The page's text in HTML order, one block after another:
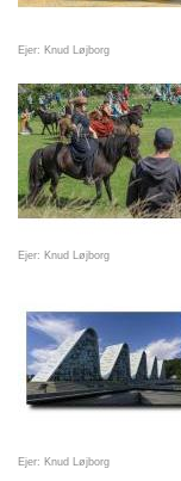
Ejer: Knud Løjborg
Ejer: Knud Løjborg
Ejer: Knud Løjborg